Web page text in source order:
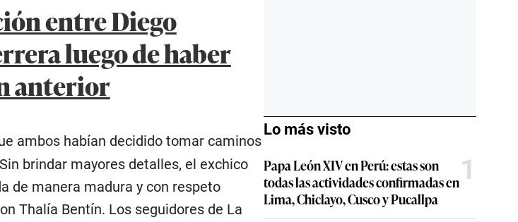
entre Diego
luego de haber
anterior
ambos habían decidido tomar caminos
brindar mayores detalles, el exchico
de manera madura y con respeto
Thalía Bentín. Los seguidores de La
Lo más visto
Papa León XIV en Perú: estas son
todas las actividades confirmadas en
Lima, Chiclayo, Cusco y Pucallpa
1